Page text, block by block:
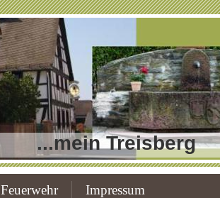
...mein Treisberg
Feuerwehr Impressum